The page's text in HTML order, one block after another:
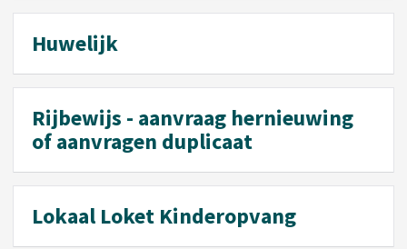
Huwelijk
Rijbewijs - aanvraag hernieuwing
of aanvragen duplicaat
Lokaal Loket Kinderopvang